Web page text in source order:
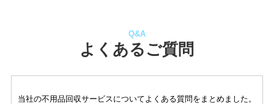
Q&A
よくあるご質問
当社の不用品回収サービスについてよくある質問をまとめました。